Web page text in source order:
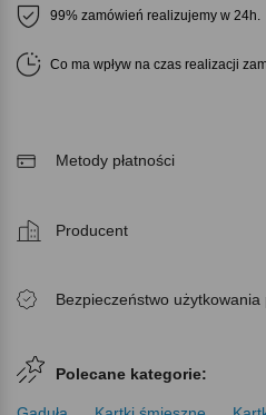
99% zamówień realizujemy w 24h.
Co ma wpływ na czas realizacji
Metody płatności
Producent
Bezpieczeństwo użytkowania
Polecane kategorie: